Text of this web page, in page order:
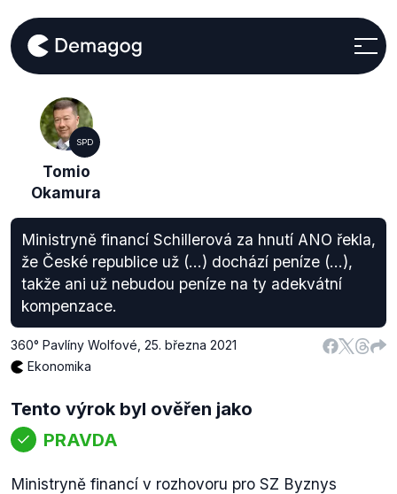
SPD
Tomio
Okamura
Ministryně financí Schillerová za hnutí ANO řekla,
že České republice už (…) dochází peníze (…),
takže ani už nebudou peníze na ty adekvátní
kompenzace.
360° Pavlíny Wolfové 25. března 2021
Ekonomika
Tento výrok byl ověřen jako
PRAVDA
Ministryně financí v rozhovoru pro SZ Byznys